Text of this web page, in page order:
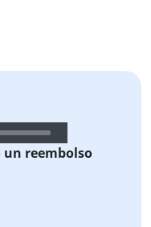
reembolso